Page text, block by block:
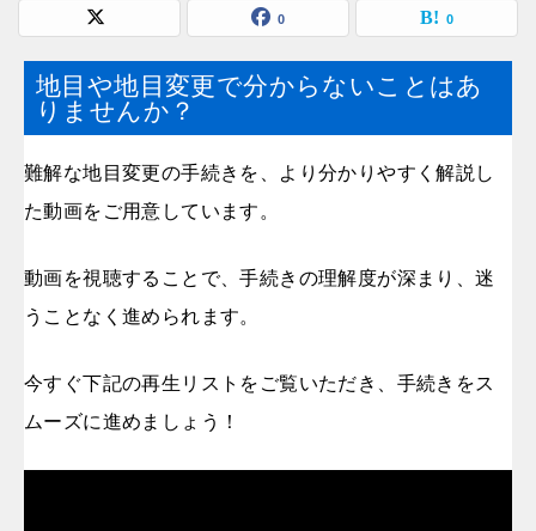
0 0
地目や地目変更で分からないことはあ
りませんか？
難解な地目変更の手続きを、より分かりやすく解説し
た動画をご用意しています。
動画を視聴することで、手続きの理解度が深まり、迷
うことなく進められます。
今すぐ下記の再生リストをご覧いただき、手続きをス
ムーズに進めましょう！